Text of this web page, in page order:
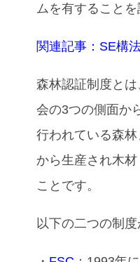
ムを有することを
関連記事：SE構
森林認証制度と
会の3つの側面か
行われている森
から生産され木
ことです。
以下の二つの制